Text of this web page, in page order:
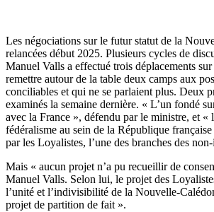
Les négociations sur le futur statut de la
relancées début 2025. Plusieurs cycles de
Manuel Valls a effectué trois déplacements
remettre autour de la table deux camps aux
conciliables et qui ne se parlaient plus. Deux
examinés la semaine dernière. « L’un fondé
avec la France », défendu par le ministre, et «
fédéralisme au sein de la République
par les Loyalistes, l’une des branches des
Mais « aucun projet n’a pu recueillir de
Manuel Valls. Selon lui, le projet des
l’unité et l’indivisibilité de la Nouvelle-
projet de partition de fait ».